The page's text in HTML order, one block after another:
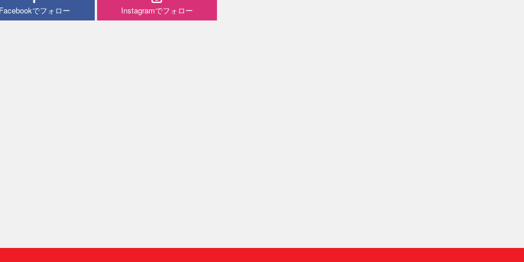
Facebookでフォロー Instagramでフォロー